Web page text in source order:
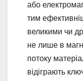
або
тим
великими чи
не лише в
потоку
відіграють